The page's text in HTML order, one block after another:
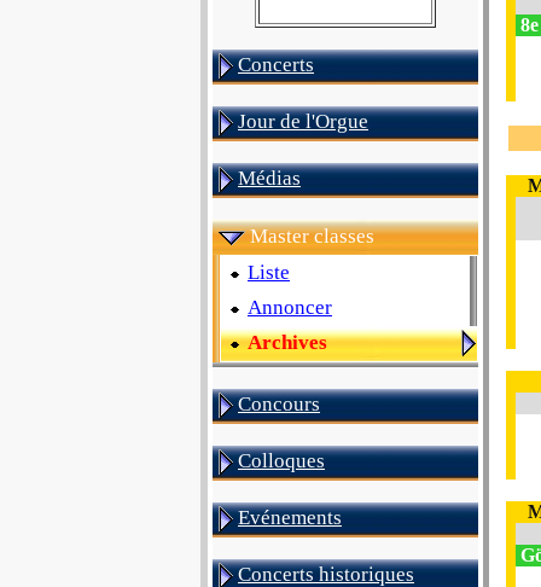
Concerts
Jour de l'Orgue
Médias
Master classes
Liste
Annoncer
Archives
Concours
Colloques
Evénements
Concerts historiques